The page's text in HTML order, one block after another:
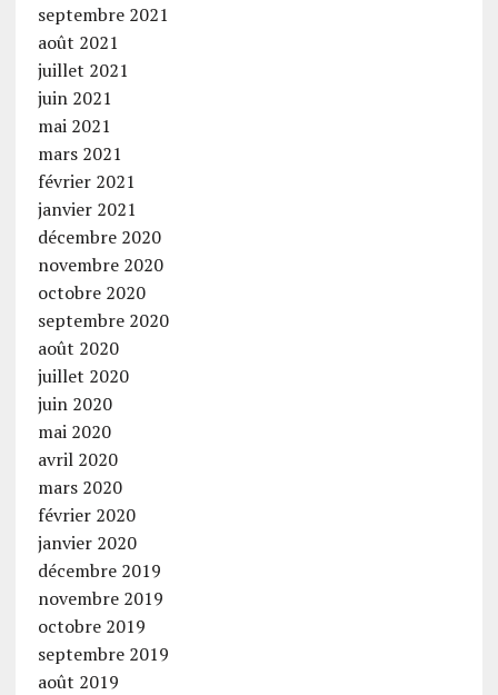
septembre 2021
août 2021
juillet 2021
juin 2021
mai 2021
mars 2021
février 2021
janvier 2021
décembre 2020
novembre 2020
octobre 2020
septembre 2020
août 2020
juillet 2020
juin 2020
mai 2020
avril 2020
mars 2020
février 2020
janvier 2020
décembre 2019
novembre 2019
octobre 2019
septembre 2019
août 2019